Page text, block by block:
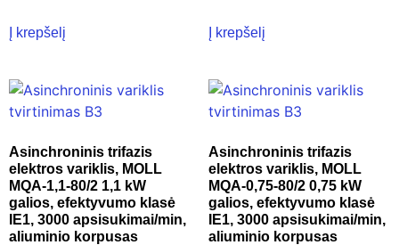
Į krepšelį Į krepšelį
Asinchroninis trifazis
elektros variklis, MOLL
MQA-1,1-80/2 1,1 kW
galios, efektyvumo klasė
IE1, 3000 apsisukimai/min,
aliuminio korpusas
Asinchroninis trifazis
elektros variklis, MOLL
MQA-0,75-80/2 0,75 kW
galios, efektyvumo klasė
IE1, 3000 apsisukimai/min,
aliuminio korpusas